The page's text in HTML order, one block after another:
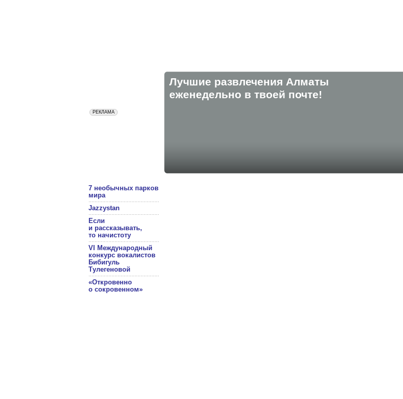
7 необычных парков
мира
Jazzystan
Если
и рассказывать,
то начистоту
VI Международный
конкурс вокалистов
Бибигуль
Тулегеновой
«Откровенно
о сокровенном»
Лучшие развлечения Алматы
eженедельно в твоей почте!